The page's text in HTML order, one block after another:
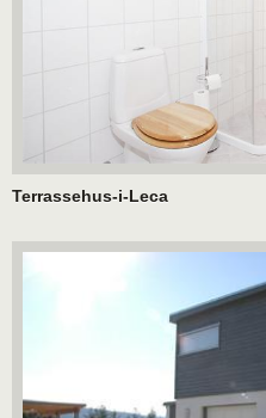
Terrassehus-i-Leca